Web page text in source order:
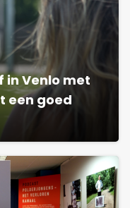
in Venlo met
een goed